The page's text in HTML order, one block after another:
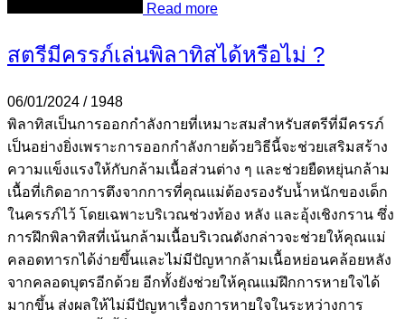
Read more
สตรีมีครรภ์เล่นพิลาทิสได้หรือไม่ ?
06/01/2024 / 1948
พิลาทิสเป็นการออกกำลังกายที่เหมาะสมสำหรับสตรีที่มีครรภ์
เป็นอย่างยิ่งเพราะการออกกำลังกายด้วยวิธีนี้จะช่วยเสริมสร้าง
ความแข็งแรงให้กับกล้ามเนื้อส่วนต่าง ๆ และช่วยยืดหยุ่นกล้าม
เนื้อที่เกิดอาการตึงจากการที่คุณแม่ต้องรองรับน้ำหนักของเด็ก
ในครรภ์ไว้ โดยเฉพาะบริเวณช่วงท้อง หลัง และอุ้งเชิงกราน ซึ่ง
การฝึกพิลาทิสที่เน้นกล้ามเนื้อบริเวณดังกล่าวจะช่วยให้คุณแม่
คลอดทารกได้ง่ายขึ้นและไม่มีปัญหากล้ามเนื้อหย่อนคล้อยหลัง
จากคลอดบุตรอีกด้วย อีกทั้งยังช่วยให้คุณแม่ฝึกการหายใจได้
มากขึ้น ส่งผลให้ไม่มีปัญหาเรื่องการหายใจในระหว่างการ